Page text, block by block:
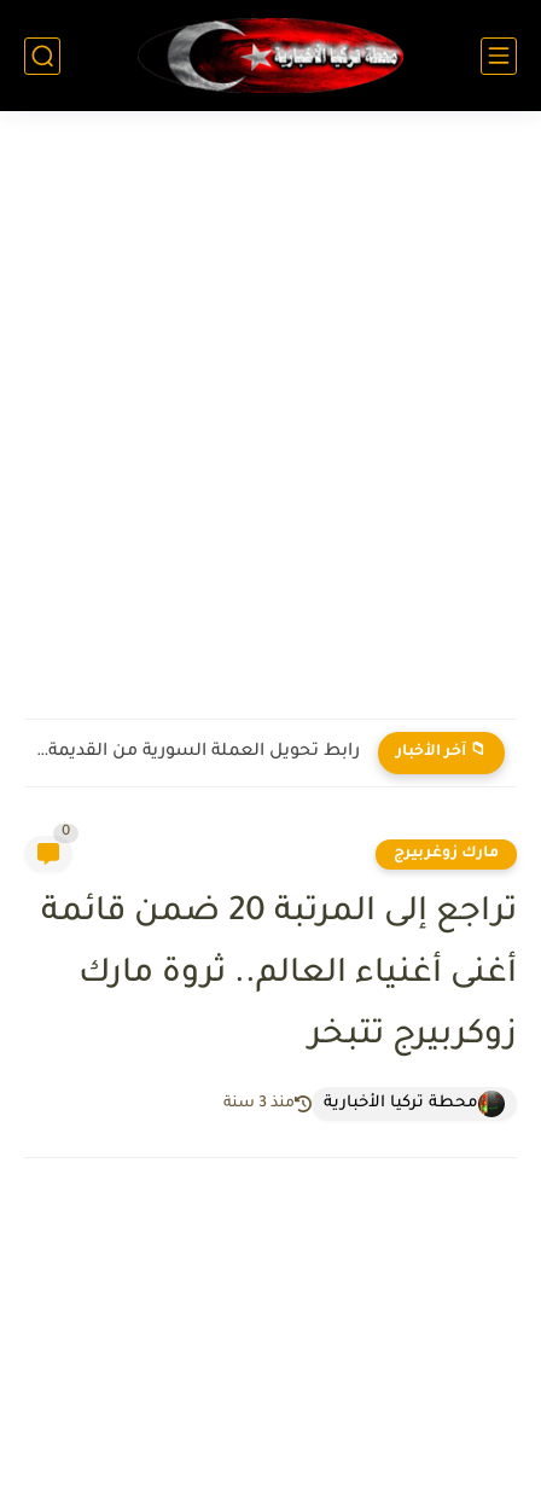
📁 آخر الأخبار رابط تحويل العملة السورية من القديمة إلى الجديدة 2026
مارك زوغربيرج
0
تراجع إلى المرتبة 20 ضمن قائمة
أغنى أغنياء العالم.. ثروة مارك
زوكربيرج تتبخر
محطة تركيا الأخبارية منذ 3 سنة